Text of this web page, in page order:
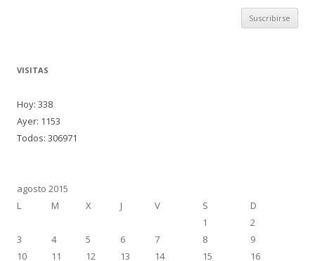
VISITAS
Hoy: 338
Ayer: 1153
Todos: 306971
agosto 2015
L
M X J V S
D
1
2
3
4 5 6 7 8
9
10
11 12 13 14 15 16